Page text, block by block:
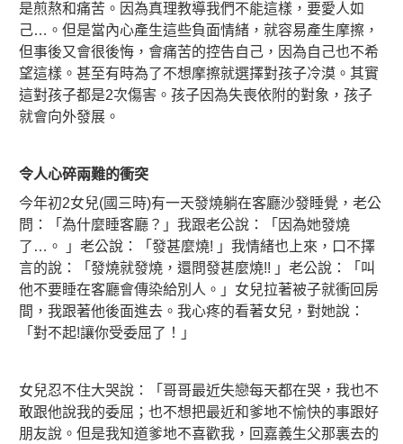
是煎熬和痛苦。因為真理教導我們不能這樣，要愛人如
己…。但是當內心產生這些負面情緒，就容易產生摩擦，
但事後又會很後悔，會痛苦的控告自己，因為自己也不希
望這樣。甚至有時為了不想摩擦就選擇對孩子冷漠。其實
這對孩子都是2次傷害。孩子因為失喪依附的對象，孩子
就會向外發展。
令人心碎兩難的衝突
今年初2女兒(國三時)有一天發燒躺在客廳沙發睡覺，老公
問：「為什麼睡客廳？」我跟老公說：「因為她發燒
了…。 」老公說：「發甚麼燒! 」我情緒也上來，口不擇
言的說：「發燒就發燒，還問發甚麼燒!! 」老公說：「叫
他不要睡在客廳會傳染給別人。」女兒拉著被子就衝回房
間，我跟著他後面進去。我心疼的看著女兒，對她說：
「對不起!讓你受委屈了！」
女兒忍不住大哭說：「哥哥最近失戀每天都在哭，我也不
敢跟他說我的委屈；也不想把最近和爹地不愉快的事跟好
朋友說。但是我知道爹地不喜歡我，回嘉義生父那裏去的